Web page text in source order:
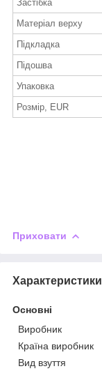
Застібка
Матеріал верху
Підкладка
Підошва
Упаковка
Розмір, EUR
Приховати
Характеристики
Основні
Виробник
Країна виробник
Вид взуття